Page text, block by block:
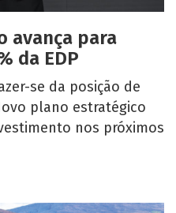
avança para
da EDP
se da posição de
plano estratégico
nos próximos